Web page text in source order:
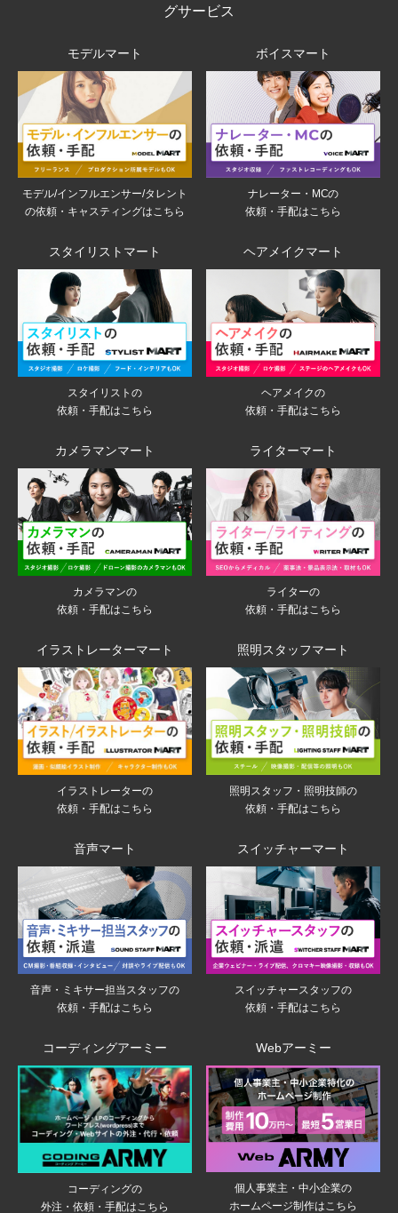
グサービス
モデルマート
モデル/インフルエンサー/タレント
の依頼・キャスティングはこちら
ボイスマート
ナレーター・MCの
依頼・手配はこちら
スタイリストマート
スタイリストの
依頼・手配はこちら
ヘアメイクマート
ヘアメイクの
依頼・手配はこちら
カメラマンマート
カメラマンの
依頼・手配はこちら
ライターマート
ライターの
依頼・手配はこちら
イラストレーターマート
イラストレーターの
依頼・手配はこちら
照明スタッフマート
照明スタッフ・照明技師の
依頼・手配はこちら
音声マート
音声・ミキサー担当スタッフの
依頼・手配はこちら
スイッチャーマート
スイッチャースタッフの
依頼・手配はこちら
コーディングアーミー
コーディングの
外注・依頼・手配はこちら
Webアーミー
個人事業主・中小企業の
ホームページ制作はこちら